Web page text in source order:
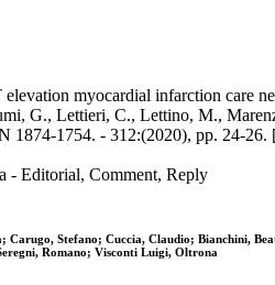
elevation myocardial infarction care
G., Lettieri, C., Lettino, M.,
1754. - 312:(2020), pp. 24-26.
- Editorial, Comment, Reply
Carugo, Stefano; Cuccia, Claudio; Bianchini,
Romano; Visconti Luigi, Oltrona